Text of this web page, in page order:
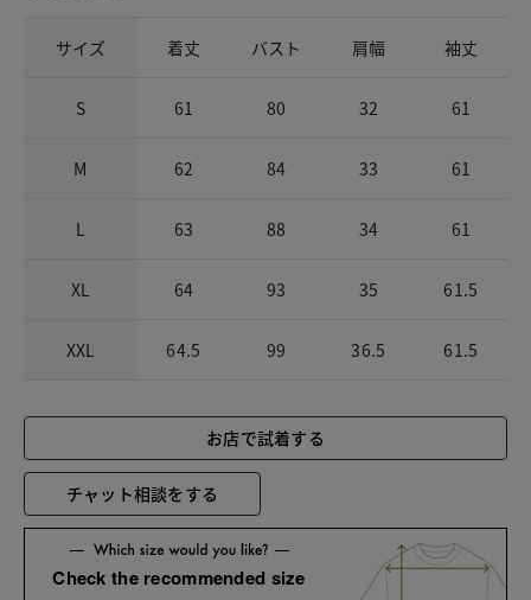
サイズ 着丈 バスト 肩幅 袖丈
S 61 80 32 61
M 62 84 33 61
L 63 88 34 61
XL 64 93 35 61.5
XXL 64.5 99 36.5 61.5
お店で試着する
チャット相談をする
Check the recommended size